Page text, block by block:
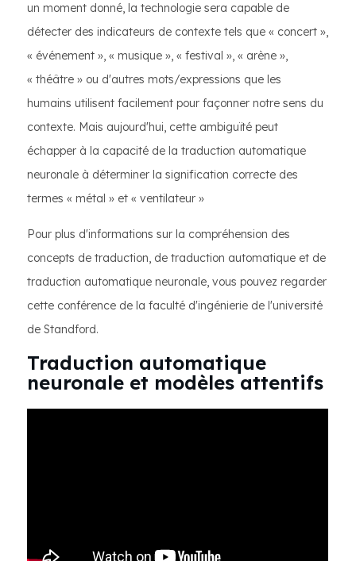
un moment donné, la technologie sera capable de
détecter des indicateurs de contexte tels que « concert »,
« événement », « musique », « festival », « arène »,
« théâtre » ou d'autres mots/expressions que les
humains utilisent facilement pour façonner notre sens du
contexte. Mais aujourd'hui, cette ambiguïté peut
échapper à la capacité de la traduction automatique
neuronale à déterminer la signification correcte des
termes « métal » et « ventilateur »
Pour plus d'informations sur la compréhension des
concepts de traduction, de traduction automatique et de
traduction automatique neuronale, vous pouvez regarder
cette conférence de la faculté d'ingénierie de l'université
de Standford.
Traduction automatique
neuronale et modèles attentifs